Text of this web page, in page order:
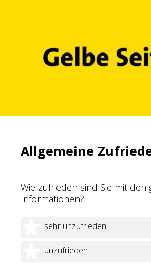
Allgemeine
Wie zufrieden sind Sie mit den
Informationen?
sehr unzufrieden
1 Stern
unzufrieden
2 Sterne